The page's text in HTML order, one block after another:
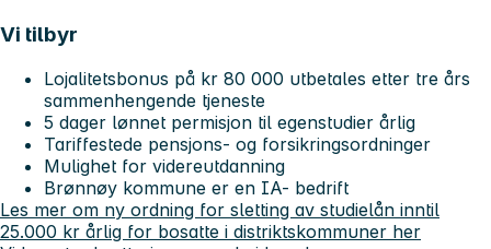
Vi tilbyr
Lojalitetsbonus på kr 80 000 utbetales etter tre års
sammenhengende tjeneste
5 dager lønnet permisjon til egenstudier årlig
Tariffestede pensjons- og forsikringsordninger
Mulighet for videreutdanning
Brønnøy kommune er en IA- bedrift
Les mer om ny ordning for sletting av studielån inntil
25.000 kr årlig for bosatte i distriktskommuner her